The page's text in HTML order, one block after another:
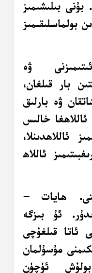
بىلىشىمىز
بولماسلىقىمىز
ۋە
بار قىلغان،
ۋە بارلىق
ئاللاھغا خالىس
ئاللاھدىنلا،
ئاللاھ
ھايات –
ئۇ بىزگە
ئاتا قىلغۇچى
مۇسۇلمان
ئۈچۈن